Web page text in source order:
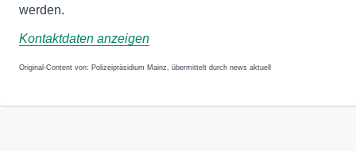
werden.
Kontaktdaten anzeigen
Original-Content von: Polizeipräsidium Mainz, übermittelt durch news aktuell